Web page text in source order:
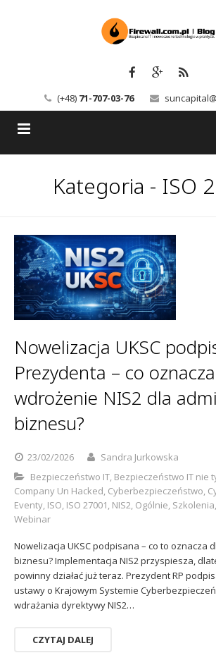
(+48) 71-707-03-76
Backup-Solutions
Bezpieczeństwo IT
Kerio
Serwery pocztowe
Usługi
Newsletter
Szkolenia
Kontakt
Kategoria - ISO
Nowelizacja UKSC
Prezydenta – co oznacza
wdrożenie NIS2 dla
biznesu?
23/02/2026
Sandra Jurkowska
Bezpieczeństwo IT, Bezpieczeństwo IT nie
Company Un Hacked, Cyberbezpieczeństwo,
Eventy, ISO, ISO 27001, NIS2, Ogólnie, Szkolenia,
Webinar
Nowelizacja UKSC podpisana – co to oznacza
biznesu? Implementacja NIS2 przyspiesza,
powinny działać już teraz. Prezydent RP
ustawy o Krajowym Systemie
wdrażania dyrektywy NIS2…
CZYTAJ DALEJ